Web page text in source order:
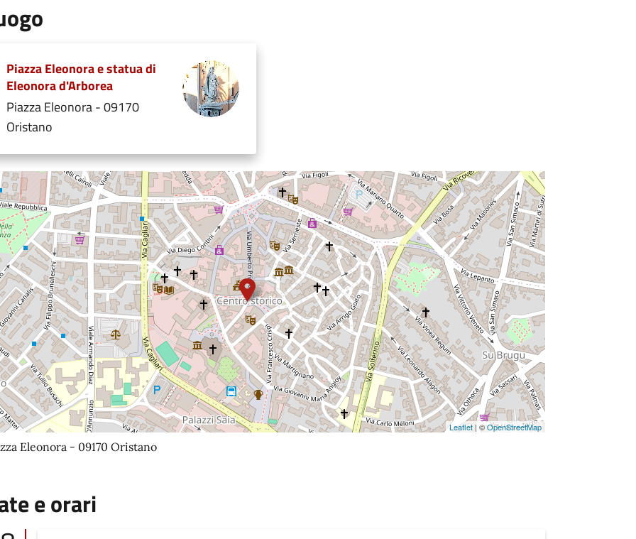
Piazza Eleonora e statua di
Eleonora d'Arborea
Piazza Eleonora - 09170
Oristano
Leaflet| ©OpenStreetMap
Eleonora - 09170 Oristano
e orari